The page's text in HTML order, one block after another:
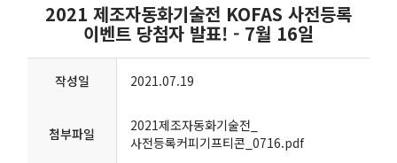
2021 제조자동화기술전 KOFAS 사전등록
이벤트 당첨자 발표! - 7월 16일
작성일 2021.07.19
첨부파일
2021제조자동화기술전_
사전등록커피기프티콘_0716.pdf